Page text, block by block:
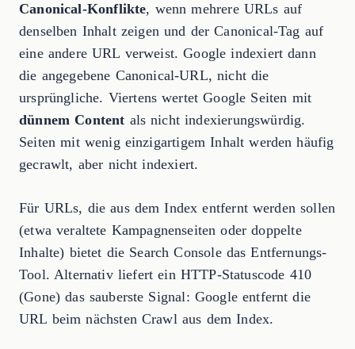
Canonical-Konflikte, wenn mehrere URLs auf
denselben Inhalt zeigen und der Canonical-Tag auf
eine andere URL verweist. Google indexiert dann
die angegebene Canonical-URL, nicht die
ursprüngliche. Viertens wertet Google Seiten mit
dünnem Content als nicht indexierungswürdig.
Seiten mit wenig einzigartigem Inhalt werden häufig
gecrawlt, aber nicht indexiert.
Für URLs, die aus dem Index entfernt werden sollen
(etwa veraltete Kampagnenseiten oder doppelte
Inhalte) bietet die Search Console das Entfernungs-
Tool. Alternativ liefert ein HTTP-Statuscode 410
(Gone) das sauberste Signal: Google entfernt die
URL beim nächsten Crawl aus dem Index.